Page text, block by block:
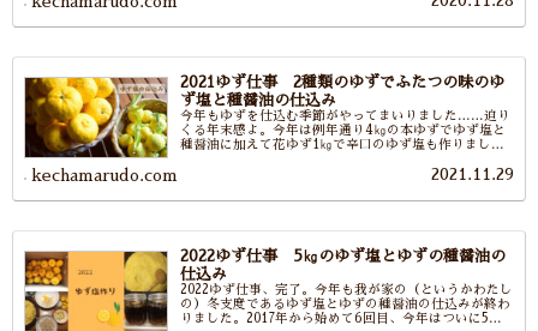
2021ゆず仕事 2種類のゆずでふたつの味のゆ
ず塩と種醤油の仕込み
今年もゆずを仕込む季節がやってまいりました……迫り
くる年末感よ。今年は例年通り4㎏の本ゆずでゆず塩と
種醤油に加えて花ゆず1㎏で辛口のゆず塩も作りまし
みなさまもゆず塩を作ってそのおいしさにしみじみなさ
kechamarudo.com 2021.11.29
2022ゆず仕事 5㎏のゆず塩とゆずの種醤油の
仕込み
2022ゆず仕事、完了。今年も我が家の（というかわたし
の）冬支度であるゆず塩とゆずの種醤油の仕込みが終わ
りました。2017年から始めて6回目、今年はついに5㎏